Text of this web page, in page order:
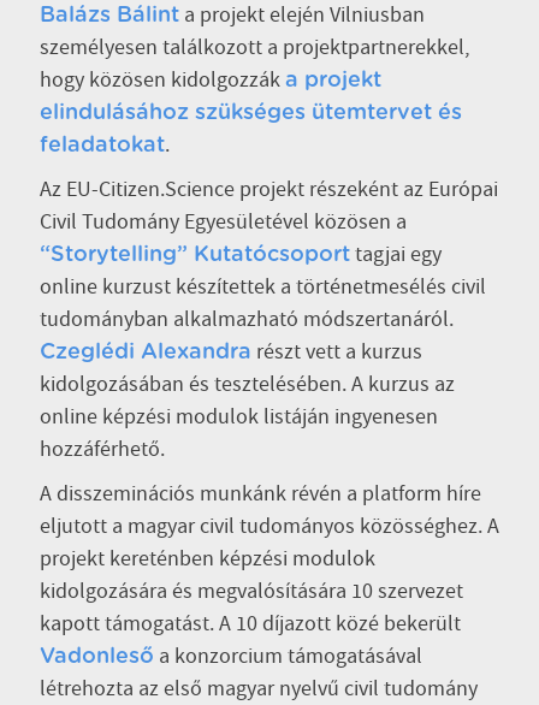
Balázs Bálint a projekt elején Vilniusban
személyesen találkozott a projektpartnerekkel,
hogy közösen kidolgozzák a projekt
elindulásához szükséges ütemtervet és
feladatokat.
Az EU-Citizen.Science projekt részeként az Európai
Civil Tudomány Egyesületével közösen a
“Storytelling” Kutatócsoport tagjai egy
online kurzust készítettek a történetmesélés civil
tudományban alkalmazható módszertanáról.
Czeglédi Alexandra részt vett a kurzus
kidolgozásában és tesztelésében. A kurzus az
online képzési modulok listáján ingyenesen
hozzáférhető.
A disszeminációs munkánk révén a platform híre
eljutott a magyar civil tudományos közösséghez. A
projekt kereténben képzési modulok
kidolgozására és megvalósítására 10 szervezet
kapott támogatást. A 10 díjazott közé bekerült
Vadonleső a konzorcium támogatásával
létrehozta az első magyar nyelvű civil tudomány